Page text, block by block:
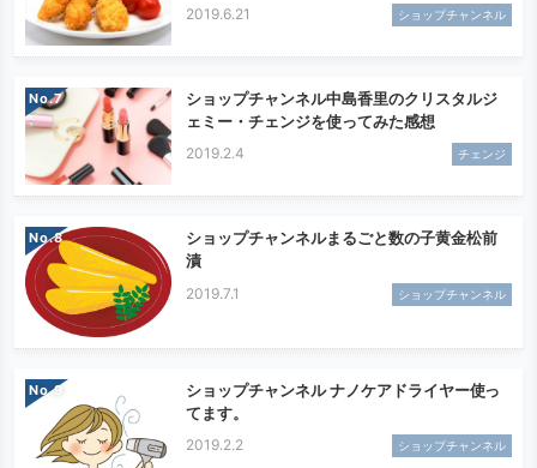
2019.6.21 ショップチャンネル
No.
ショップチャンネル中島香里のクリスタルジ
ェミー・チェンジを使ってみた感想
2019.2.4 チェンジ
No.
ショップチャンネルまるごと数の子黄金松前
漬
2019.7.1 ショップチャンネル
No.
ショップチャンネル ナノケアドライヤー使っ
てます。
2019.2.2 ショップチャンネル